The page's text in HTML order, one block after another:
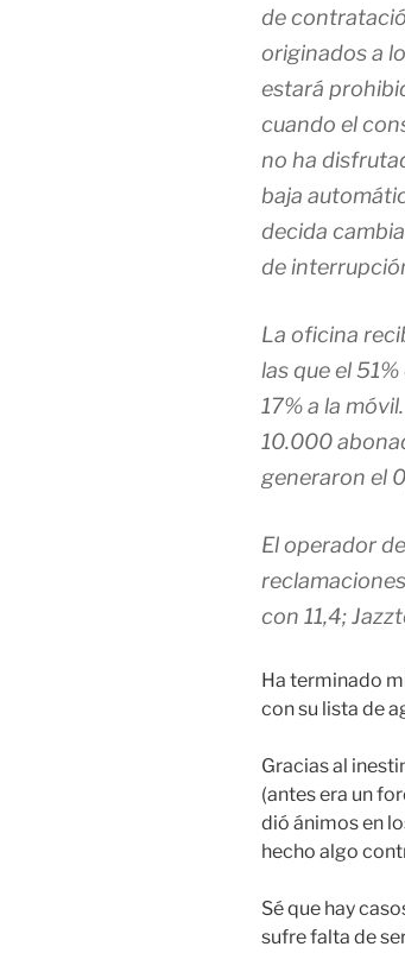
de
originados a
estará
cuando el
no ha
baja
decida
de
La oficina
las que el
17% a la
10.000
generaron el
El operador
con 11,4;
Ha terminado
con su lista de
Gracias al
(antes era un
dió ánimos en
hecho algo
Sé que hay
sufre falta de